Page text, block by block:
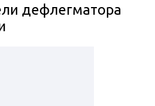
дефлегматора